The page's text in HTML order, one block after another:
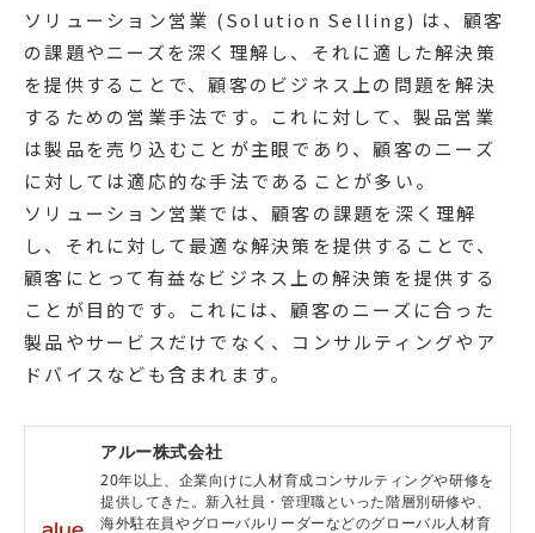
ソリューション営業 (Solution Selling) は、顧客
の課題やニーズを深く理解し、それに適した解決策
を提供することで、顧客のビジネス上の問題を解決
するための営業手法です。これに対して、製品営業
は製品を売り込むことが主眼であり、顧客のニーズ
に対しては適応的な手法であることが多い。
ソリューション営業では、顧客の課題を深く理解
し、それに対して最適な解決策を提供することで、
顧客にとって有益なビジネス上の解決策を提供する
ことが目的です。これには、顧客のニーズに合った
製品やサービスだけでなく、コンサルティングやア
ドバイスなども含まれます。
アルー株式会社
20年以上、企業向けに人材育成コンサルティングや研修を
提供してきた。新入社員・管理職といった階層別研修や、
海外駐在員やグローバルリーダーなどのグローバル人材育